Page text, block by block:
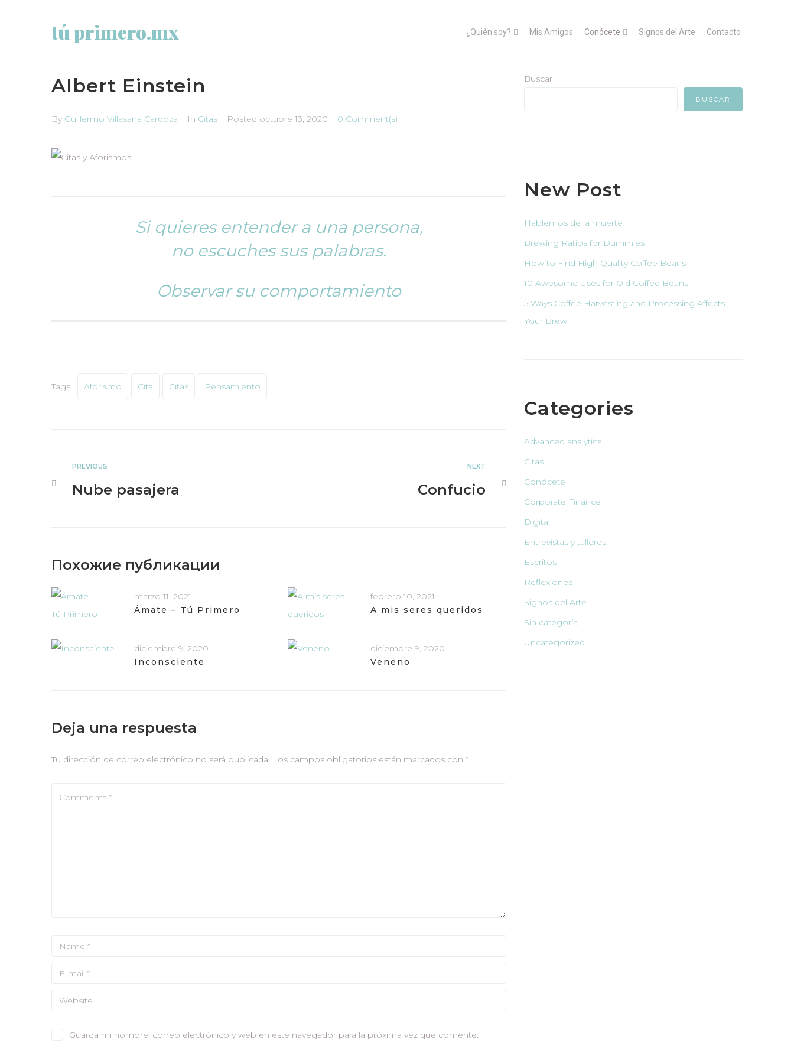
tú primero.mx ¿Quién soy? Mis Amigos Conócete Signos del Arte Contacto
Albert Einstein
By Guillermo Villasana Cardoza In Citas Posted octubre 13, 2020 0 Comment(s)
Si quieres entender a una persona,
no escuches sus palabras.
Observar su comportamiento
Tags: Aforismo Cita Citas Pensamiento
PREVIOUS
Nube pasajera
NEXT
Confucio
Похожие публикации
marzo 11, 2021
Ámate – Tú Primero
febrero 10, 2021
A mis seres queridos
diciembre 9, 2020
Inconsciente
diciembre 9, 2020
Veneno
Deja una respuesta
Tu dirección de correo electrónico no será publicada. Los campos obligatorios están marcados con *
Guarda mi nombre, correo electrónico y web en este navegador para la próxima vez que comente.
Buscar
BUSCAR
New Post
Hablemos de la muerte
Brewing Ratios for Dummies
How to Find High Quality Coffee Beans
10 Awesome Uses for Old Coffee Beans
5 Ways Coffee Harvesting and Processing Affects
Your Brew
Categories
Advanced analytics
Citas
Conócete
Corporate Finance
Digital
Entrevistas y talleres
Escritos
Reflexiones
Signos del Arte
Sin categoría
Uncategorized